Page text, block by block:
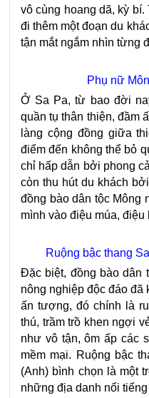
vô cùng hoang dã, kỳ
đi thêm một đoạn du
tận mắt ngắm nhìn từng
Phụ nữ
Ở Sa Pa, từ bao đời
quần tụ thân thiện, đầm
làng cộng đồng giữa
điểm đến không thể bỏ
chỉ hấp dẫn bởi phong
còn thu hút du khách
đồng bào dân tộc Mông
mình vào điệu múa,
Ruộng bậc thang
Đặc biệt, đồng bào dân
nông nghiệp độc đáo đã
ấn tượng, đó chính là
thú, trầm trồ khen ngợi
như vô tận, ôm ấp các
mềm mại. Ruộng bậc
(Anh) bình chọn là một
những địa danh nổi